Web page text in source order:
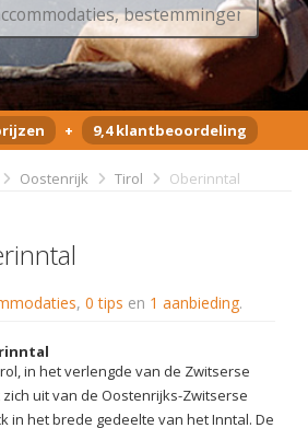
+ 9,4 klantbeoordeling
Oostenrijk Tirol Oberinntal
, 0 tips en 1 aanbieding.
in het verlengde van de Zwitserse
uit van de Oostenrijks-Zwitserse
in het brede gedeelte van het Inntal. De